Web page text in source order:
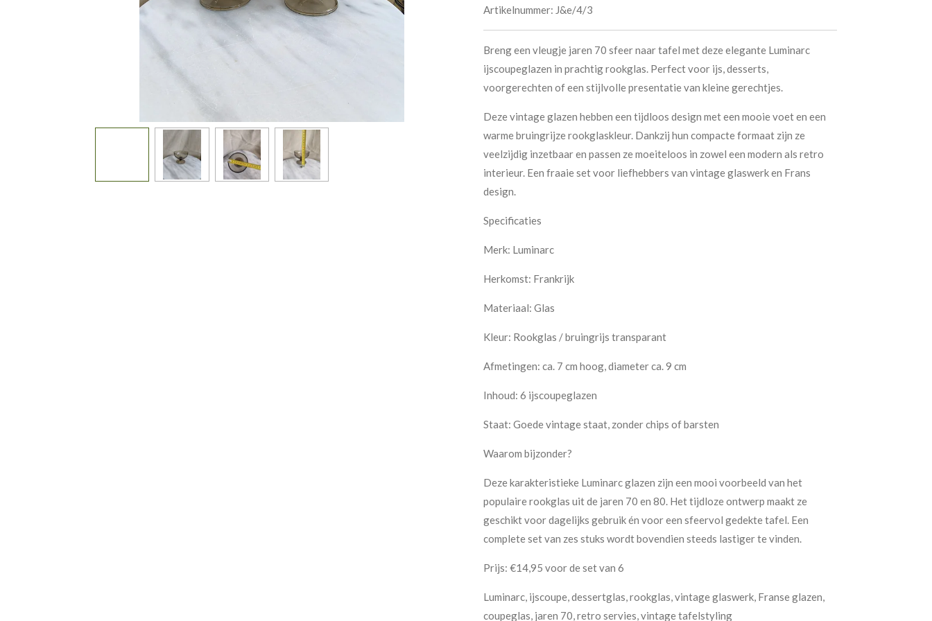
Artikelnummer: J&e/4/3
Breng een vleugje jaren 70 sfeer naar tafel met deze elegante Luminarc
ijscoupeglazen in prachtig rookglas. Perfect voor ijs, desserts,
voorgerechten of een stijlvolle presentatie van kleine gerechtjes.
Deze vintage glazen hebben een tijdloos design met een mooie voet en een
warme bruingrijze rookglaskleur. Dankzij hun compacte formaat zijn ze
veelzijdig inzetbaar en passen ze moeiteloos in zowel een modern als retro
interieur. Een fraaie set voor liefhebbers van vintage glaswerk en Frans
design.
Specificaties
Merk: Luminarc
Herkomst: Frankrijk
Materiaal: Glas
Kleur: Rookglas / bruingrijs transparant
Afmetingen: ca. 7 cm hoog, diameter ca. 9 cm
Inhoud: 6 ijscoupeglazen
Staat: Goede vintage staat, zonder chips of barsten
Waarom bijzonder?
Deze karakteristieke Luminarc glazen zijn een mooi voorbeeld van het
populaire rookglas uit de jaren 70 en 80. Het tijdloze ontwerp maakt ze
geschikt voor dagelijks gebruik én voor een sfeervol gedekte tafel. Een
complete set van zes stuks wordt bovendien steeds lastiger te vinden.
Prijs: €14,95 voor de set van 6
Luminarc, ijscoupe, dessertglas, rookglas, vintage glaswerk, Franse glazen,
coupeglas, jaren 70, retro servies, vintage tafelstyling